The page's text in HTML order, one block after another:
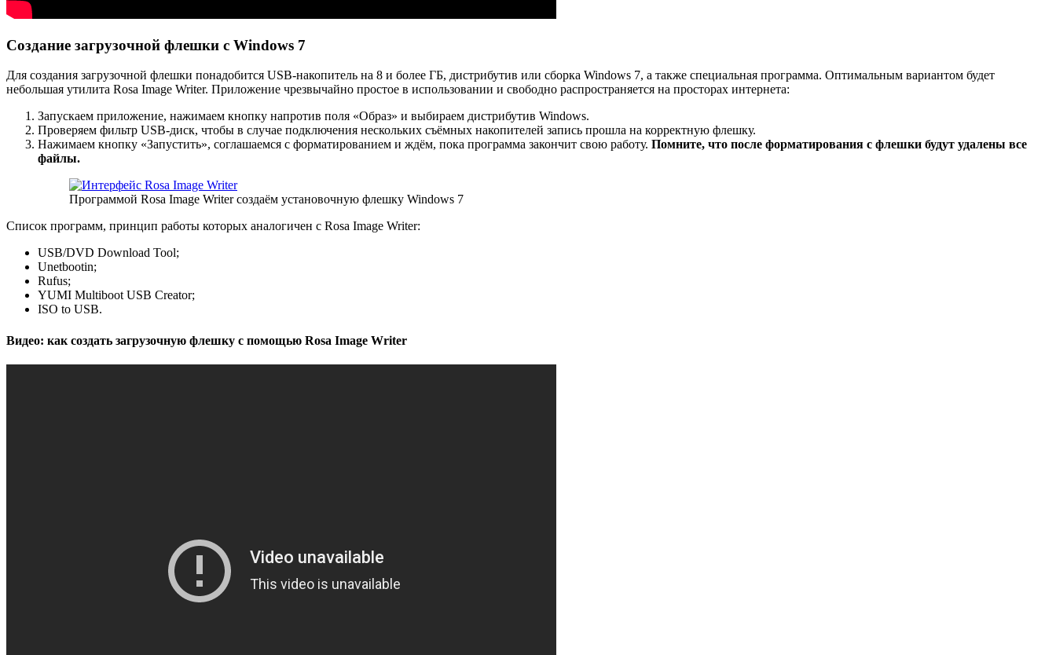
Создание загрузочной флешки с Windows 7
Для создания загрузочной флешки понадобится USB-накопитель на 8 и более ГБ, дистрибутив или сборка Windows 7, а также специальная программа. Оптимальным вариантом будет
небольшая утилита Rosa Image Writer. Приложение чрезвычайно простое в использовании и свободно распространяется на просторах интернета:
Запускаем приложение, нажимаем кнопку напротив поля «Образ» и выбираем дистрибутив Windows.
Проверяем фильтр USB-диск, чтобы в случае подключения нескольких съёмных накопителей запись прошла на корректную флешку.
Нажимаем кнопку «Запустить», соглашаемся с форматированием и ждём, пока программа закончит свою работу. Помните, что после форматирования с флешки будут удалены все
файлы.
Программой Rosa Image Writer создаём установочную флешку Windows 7
Список программ, принцип работы которых аналогичен с Rosa Image Writer:
USB/DVD Download Tool;
Unetbootin;
Rufus;
YUMI Multiboot USB Creator;
ISO to USB.
Видео: как создать загрузочную флешку с помощью Rosa Image Writer